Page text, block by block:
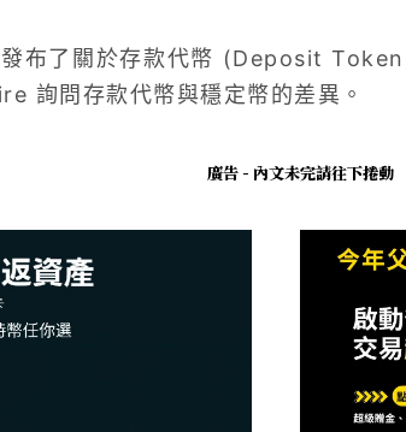
發布了關於存款代幣 (Deposit
詢問存款代幣與穩定幣的差異。
廣告 - 內文未完請往下捲動